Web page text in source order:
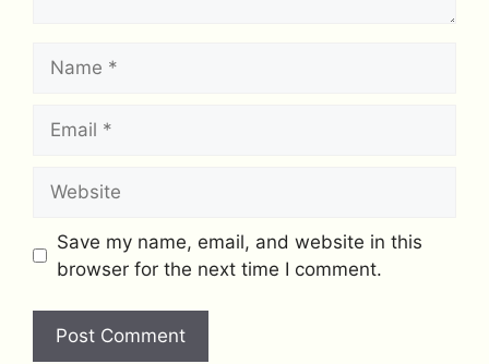
Save my name, email, and website in this
browser for the next time I comment.